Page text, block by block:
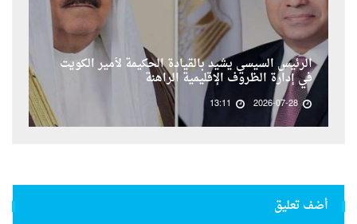
الرئيس السيسي يشيد بالقيادة الحكيمة لأمير الكويت
في إدارة الظروف الإقليمية الراهنة
2026-07-28
13:11
أضف تعليق